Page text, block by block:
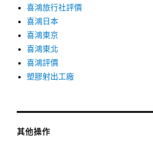
喜鴻旅行社評價
喜鴻日本
喜鴻東京
喜鴻東北
喜鴻評價
塑膠射出工廠
其他操作